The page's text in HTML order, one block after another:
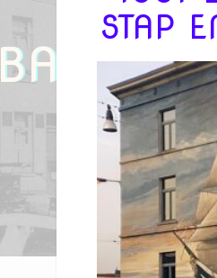
BALADE
/
STAP